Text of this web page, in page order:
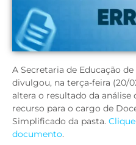
A Secretaria de Educação
divulgou, na terça-feira (20/
altera o resultado da análise
recurso para o cargo de
Simplificado da pasta.
documento.